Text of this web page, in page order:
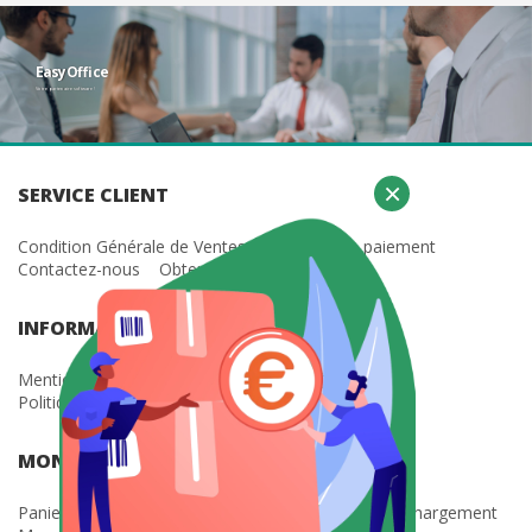
98 HT
Acheter
EasyOffice
Votre partenaire software !
SERVICE CLIENT
Condition Générale de Ventes
Méthode de paiement
Contactez-nous
Obtenir les tarifs revendeur
INFORMATION
Mentions légales
Condition Générale d'Utilisation
Politique de confidentialité
MON COMPTE
Paniers en cours Mes clés
Téléchargement
×